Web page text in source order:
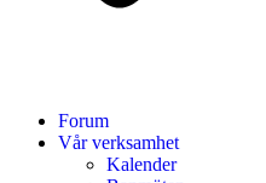
Forum
Vår verksamhet
Kalender